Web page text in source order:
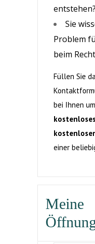
entstehen?
Sie
Problem
beim
Füllen Sie
bei Ihnen
einer
Meine